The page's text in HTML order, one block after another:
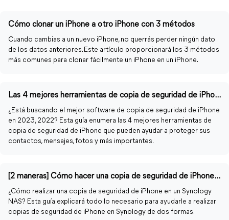
Cómo clonar un iPhone a otro iPhone con 3 métodos
Cuando cambias a un nuevo iPhone, no querrás perder ningún dato
de los datos anteriores. Este artículo proporcionará los 3 métodos
más comunes para clonar fácilmente un iPhone en un iPhone.
Las 4 mejores herramientas de copia de seguridad de iPhone para Windows PC/Mac en 2023,2022
¿Está buscando el mejor software de copia de seguridad de iPhone
en 2023, 2022? Esta guía enumera las 4 mejores herramientas de
copia de seguridad de iPhone que pueden ayudar a proteger sus
contactos, mensajes, fotos y más importantes.
[2 maneras] Cómo hacer una copia de seguridad de iPhone a Synology NAS
¿Cómo realizar una copia de seguridad de iPhone en un Synology
NAS? Esta guía explicará todo lo necesario para ayudarle a realizar
copias de seguridad de iPhone en Synology de dos formas.